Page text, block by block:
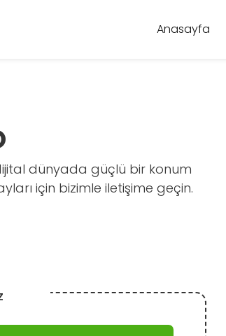
Anasayfa
dünyada güçlü bir konum
için bizimle iletişime geçin.